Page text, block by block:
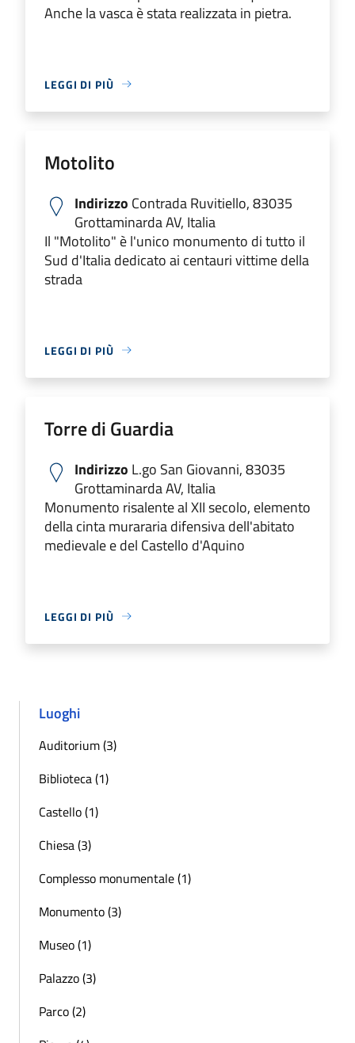
Anche la vasca è stata realizzata in pietra.
LEGGI DI PIÙ
Motolito
Indirizzo Contrada Ruvitiello, 83035
Grottaminarda AV, Italia
Il "Motolito" è l'unico monumento di tutto il
Sud d'Italia dedicato ai centauri vittime della
strada
LEGGI DI PIÙ
Torre di Guardia
Indirizzo L.go San Giovanni, 83035
Grottaminarda AV, Italia
Monumento risalente al XII secolo, elemento
della cinta murararia difensiva dell'abitato
medievale e del Castello d'Aquino
LEGGI DI PIÙ
Luoghi
Auditorium (3)
Biblioteca (1)
Castello (1)
Chiesa (3)
Complesso monumentale (1)
Monumento (3)
Museo (1)
Palazzo (3)
Parco (2)